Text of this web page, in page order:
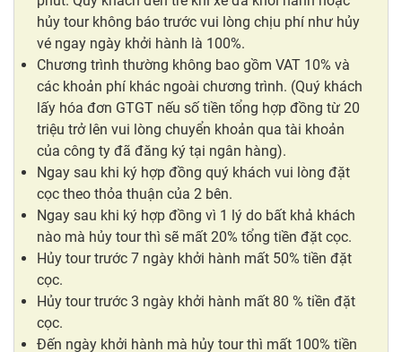
hủy tour không báo trước vui lòng chịu phí như hủy
vé ngay ngày khởi hành là 100%.
Chương trình thường không bao gồm VAT 10% và
các khoản phí khác ngoài chương trình. (Quý khách
lấy hóa đơn GTGT nếu số tiền tổng hợp đồng từ 20
triệu trở lên vui lòng chuyển khoản qua tài khoản
của công ty đã đăng ký tại ngân hàng).
Ngay sau khi ký hợp đồng quý khách vui lòng đặt
cọc theo thỏa thuận của 2 bên.
Ngay sau khi ký hợp đồng vì 1 lý do bất khả khách
nào mà hủy tour thì sẽ mất 20% tổng tiền đặt cọc.
Hủy tour trước 7 ngày khởi hành mất 50% tiền đặt
cọc.
Hủy tour trước 3 ngày khởi hành mất 80 % tiền đặt
cọc.
Đến ngày khởi hành mà hủy tour thì mất 100% tiền